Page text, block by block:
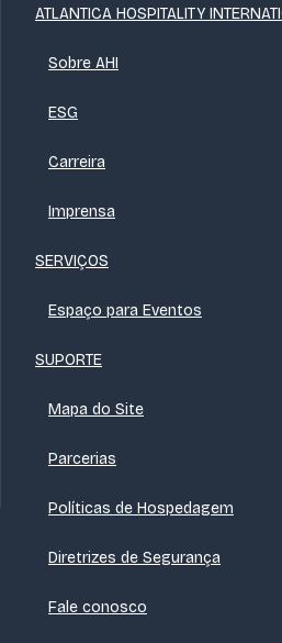
ATLANTICA HOSPITALITY
Sobre AHI
ESG
Carreira
Imprensa
SERVIÇOS
Espaço para Eventos
SUPORTE
Mapa do Site
Parcerias
Políticas de Hospedagem
Diretrizes de Segurança
Fale conosco